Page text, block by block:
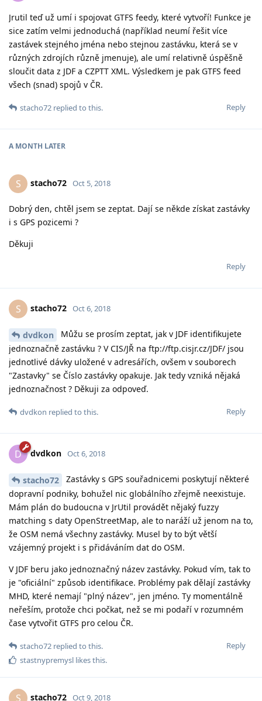
Jrutil teď už umí i spojovat GTFS feedy, které vytvoří! Funkce je
sice zatím velmi jednoduchá (například neumí řešit více
zastávek stejného jména nebo stejnou zastávku, která se v
různých zdrojích různě jmenuje), ale umí relativně úspěšně
sloučit data z JDF a CZPTT XML. Výsledkem je pak GTFS feed
všech (snad) spojů v ČR.
Reply
stacho72 replied to this.
A MONTH LATER
S stacho72 Oct 5, 2018
Dobrý den, chtěl jsem se zeptat. Dají se někde získat zastávky
i s GPS pozicemi ?
Děkuji
Reply
S stacho72 Oct 6, 2018
dvdkon
Můžu se prosím zeptat, jak v JDF identifikujete
jednoznačně zastávku ? V CIS/JŘ na ftp://ftp.cisjr.cz/JDF/ jsou
jednotlivé dávky uložené v adresářích, ovšem v souborech
"Zastavky" se Číslo zastávky opakuje. Jak tedy vzniká nějaká
jednoznačnost ? Děkuji za odpoveď.
Reply
dvdkon replied to this.
D dvdkon Oct 6, 2018
stacho72
Zastávky s GPS souřadnicemi poskytují některé
dopravní podniky, bohužel nic globálního zřejmě neexistuje.
Mám plán do budoucna v JrUtil provádět nějaký fuzzy
matching s daty OpenStreetMap, ale to naráží už jenom na to,
že OSM nemá všechny zastávky. Musel by to být větší
vzájemný projekt i s přidáváním dat do OSM.
V JDF beru jako jednoznačný název zastávky. Pokud vím, tak to
je "oficiální" způsob identifikace. Problémy pak dělají zastávky
MHD, které nemají "plný název", jen jméno. Ty momentálně
neřeším, protože chci počkat, než se mi podaří v rozumném
čase vytvořit GTFS pro celou ČR.
Reply
stacho72 replied to this.
stastnypremysl likes this.
S stacho72 Oct 9, 2018